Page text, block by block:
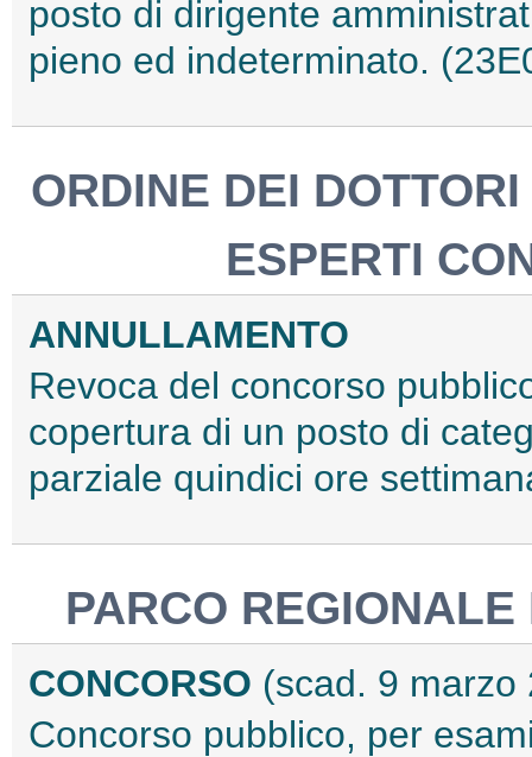
posto di dirigente
pieno ed indeterminato.
ORDINE DEI
ESPERTI
ANNULLAMENTO
Revoca del concorso
copertura di un posto di
parziale quindici ore
PARCO
CONCORSO (scad. 9 marzo
Concorso pubblico, per